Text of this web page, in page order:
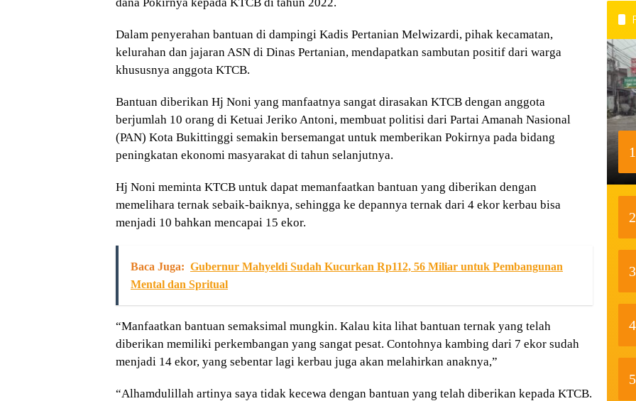
Dalam penyerahan bantuan di dampingi Kadis Pertanian Melwizardi, pihak kecamatan,
kelurahan dan jajaran ASN di Dinas Pertanian, mendapatkan sambutan positif dari warga
khususnya anggota KTCB.
Bantuan diberikan Hj Noni yang manfaatnya sangat dirasakan KTCB dengan anggota
berjumlah 10 orang di Ketuai Jeriko Antoni, membuat politisi dari Partai Amanah Nasional
(PAN) Kota Bukittinggi semakin bersemangat untuk memberikan Pokirnya pada bidang
peningkatan ekonomi masyarakat di tahun selanjutnya.
Hj Noni meminta KTCB untuk dapat memanfaatkan bantuan yang diberikan dengan
memelihara ternak sebaik-baiknya, sehingga ke depannya ternak dari 4 ekor kerbau bisa
menjadi 10 bahkan mencapai 15 ekor.
Baca Juga: Gubernur Mahyeldi Sudah Kucurkan Rp112, 56 Miliar untuk Pembangunan
Mental dan Spritual
“Manfaatkan bantuan semaksimal mungkin. Kalau kita lihat bantuan ternak yang telah
diberikan memiliki perkembangan yang sangat pesat. Contohnya kambing dari 7 ekor sudah
menjadi 14 ekor, yang sebentar lagi kerbau juga akan melahirkan anaknya,”
“Alhamdulillah artinya saya tidak kecewa dengan bantuan yang telah diberikan kepada KTCB.
1
2
3
4
5